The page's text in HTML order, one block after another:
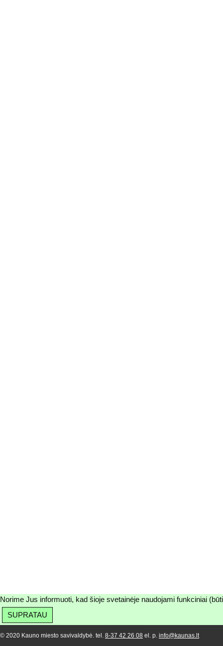
Norime Jus informuoti, kad šioje svetainėje naudojami funkciniai
SUPRATAU
© 2020 Kauno miesto savivaldybė. tel. 8-37 42 26 08 el. p. info@kaunas.lt